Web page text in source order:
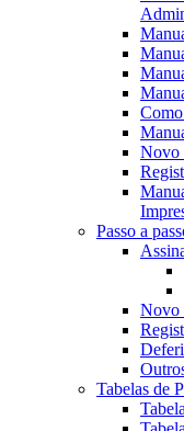
Novo
Passo a
Novo
Tabelas de